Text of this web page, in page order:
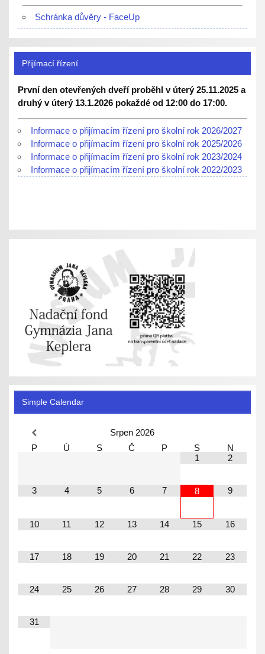
Schránka důvěry - FaceUp
Přijímací řízení
První den otevřených dveří proběhl v úterý 25.11.2025 a
druhý v úterý 13.1.2026 pokaždé od 12:00 do 17:00.
Informace o přijímacím řízení pro školní rok 2026/2027
Informace o přijímacím řízení pro školní rok 2025/2026
Informace o přijímacím řízení pro školní rok 2023/2024
Informace o přijímacím řízení pro školní rok 2022/2023
Simple Calendar
Srpen 2026
P
Ú S Č P S
N
1
2
3 4 5 6 7 8 9
10 11 12 13 14 15 16
17 18 19 20 21 22 23
24 25 26 27 28 29 30
31